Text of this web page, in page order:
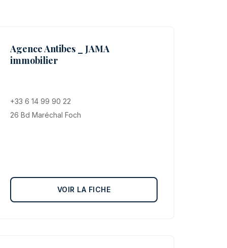
Agence Antibes _ JAMA
immobilier
+33 6 14 99 90 22
26 Bd Maréchal Foch
VOIR LA FICHE